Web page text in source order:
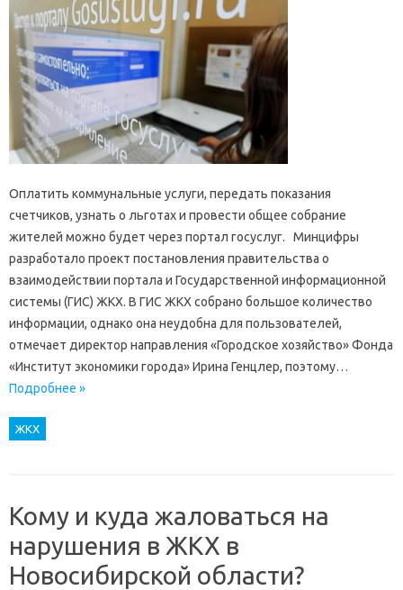
Оплатить коммунальные услуги, передать показания
счетчиков, узнать о льготах и провести общее собрание
жителей можно будет через портал госуслуг. Минцифры
разработало проект постановления правительства о
взаимодействии портала и Государственной информационной
системы (ГИС) ЖКХ. В ГИС ЖКХ собрано большое количество
информации, однако она неудобна для пользователей,
отмечает директор направления «Городское хозяйство» Фонда
«Институт экономики города» Ирина Генцлер, поэтому…
Подробнее »
ЖКХ
Кому и куда жаловаться на
нарушения в ЖКХ в
Новосибирской области?